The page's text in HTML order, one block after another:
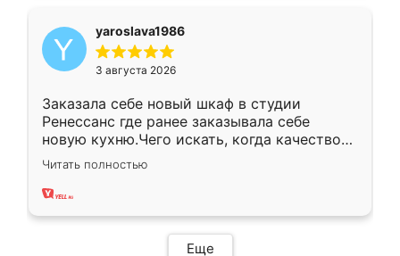
yaroslava1986
3 августа 2026
Заказала себе новый шкаф в студии
Ренессанс где ранее заказывала себе
новую кухню.Чего искать, когда качеством
вполне довольна. Служит кухня уже почти
два года, нареканий нет.
Читать полностью
Еще